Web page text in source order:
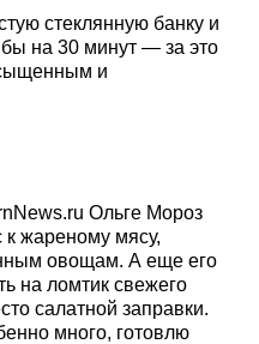
стеклянную банку и
бы на 30 минут — за это
и
Ольге Мороз
к жареному мясу,
овощам. А еще его
на ломтик свежего
салатной заправки.
много, готовлю